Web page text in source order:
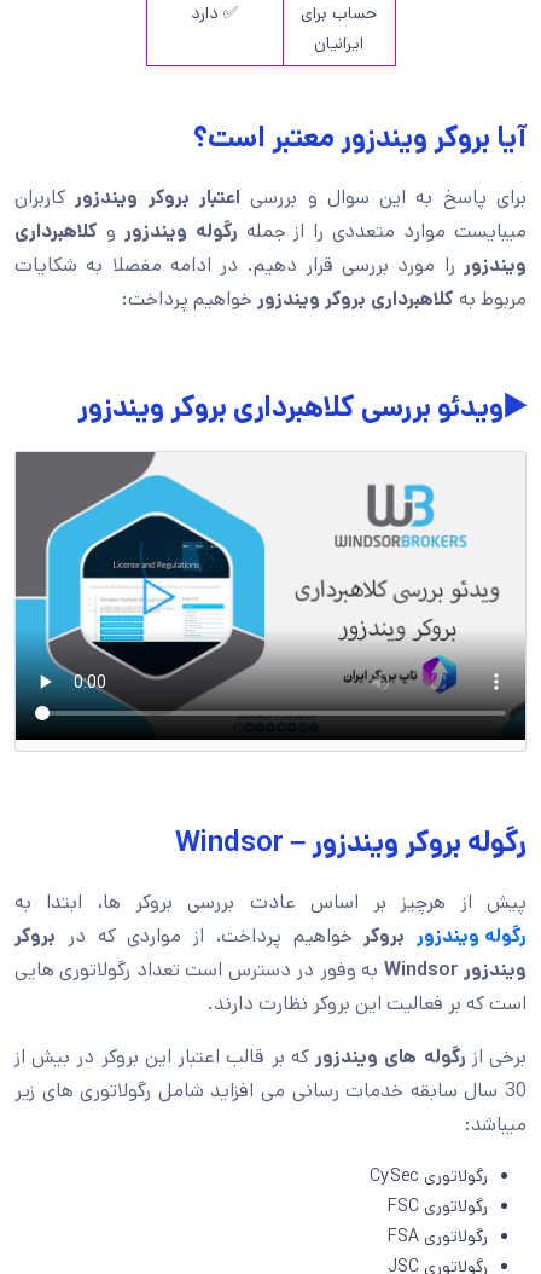
حساب برای
ایرانیان
✅ دارد
آیا بروکر ویندزور معتبر است؟
برای پاسخ به این سوال و بررسی اعتبار بروکر ویندزورکاربران
میبایست موارد متعددی را از جمله رگوله ویندزور و کلاهبرداری
ویندزور را مورد بررسی قرار دهیم. در ادامه مفصلا به شکایات
مربوط به کلاهبرداری بروکر ویندزور خواهیم پرداخت:
▶️ویدئو بررسی کلاهبرداری بروکر ویندزور
رگوله بروکر ویندزور – Windsor
پیش از هرچیز بر اساس عادت بررسی بروکر ها، ابتدا به
رگوله ویندزور بروکرخواهیم پرداخت، از مواردی که در بروکر
ویندزور Windsor به وفور در دسترس است تعداد رگولاتوری هایی
است که بر فعالیت این بروکر نظارت دارند.
برخی از رگوله های ویندزورکه بر قالب اعتبار این بروکر در بیش از
30 سال سابقه خدمات رسانی می افزاید شامل رگولاتوری های زیر
میباشد:
رگولاتوری CySec
رگولاتوری FSC
رگولاتوری FSA
رگولاتوری JSC